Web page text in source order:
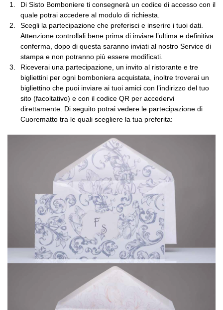
Di Sisto Bomboniere ti consegnerà un codice di accesso con il
quale potrai accedere al modulo di richiesta.
Scegli la partecipazione che preferisci e inserire i tuoi dati.
Attenzione controllali bene prima di inviare l’ultima e definitiva
conferma, dopo di questa saranno inviati al nostro Service di
stampa e non potranno più essere modificati.
Riceverai una partecipazione, un invito al ristorante e tre
bigliettini per ogni bomboniera acquistata, inoltre troverai un
bigliettino che puoi inviare ai tuoi amici con l’indirizzo del tuo
sito (facoltativo) e con il codice QR per accedervi
direttamente. Di seguito potrai vedere le partecipazione di
Cuorematto tra le quali scegliere la tua preferita: